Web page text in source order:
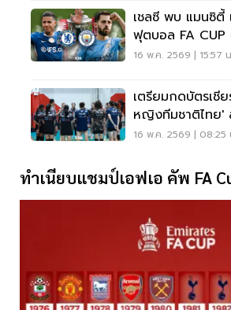
เชลซี พบ แมนซิตี้
ฟุตบอล FA CUP
16 พ.ค. 2569 | 15:57
เตรียมกดบัตรเชี
หญิงทีมชาติไทย'
เช็กราคา ตารางแ
16 พ.ค. 2569 | 08:25
ทำเนียบแชมป์เอฟเอ คัพ FA